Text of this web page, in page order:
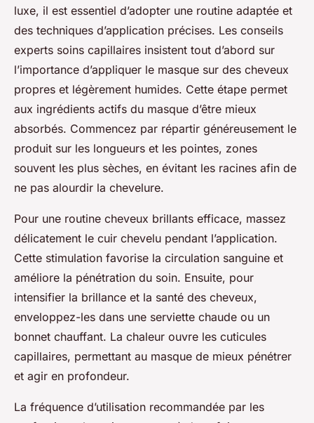
luxe, il est essentiel d’adopter une routine adaptée et
des techniques d’application précises. Les conseils
experts soins capillaires insistent tout d’abord sur
l’importance d’appliquer le masque sur des cheveux
propres et légèrement humides. Cette étape permet
aux ingrédients actifs du masque d’être mieux
absorbés. Commencez par répartir généreusement le
produit sur les longueurs et les pointes, zones
souvent les plus sèches, en évitant les racines afin de
ne pas alourdir la chevelure.
Pour une routine cheveux brillants efficace, massez
délicatement le cuir chevelu pendant l’application.
Cette stimulation favorise la circulation sanguine et
améliore la pénétration du soin. Ensuite, pour
intensifier la brillance et la santé des cheveux,
enveloppez-les dans une serviette chaude ou un
bonnet chauffant. La chaleur ouvre les cuticules
capillaires, permettant au masque de mieux pénétrer
et agir en profondeur.
La fréquence d’utilisation recommandée par les